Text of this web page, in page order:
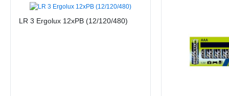
LR 3 Ergolux 12xPB (12/120/480)